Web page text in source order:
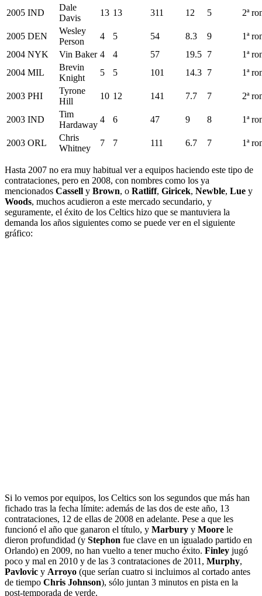
2005 IND
Dale
Davis
13 13 311 12 5 2ª
2005 DEN
Wesley
Person
4 5 54 8.3 9
1ª
2004 NYK Vin Baker 4 4 57 19.5 7
1ª
2004 MIL
Brevin
Knight
5 5 101 14.3 7 1ª
2003 PHI
Tyrone
Hill
10 12 141 7.7 7 2ª
2003 IND
Tim
Hardaway
4 6 47 9 8 1ª
2003 ORL
Chris
Whitney
7 7 111 6.7 7 1ª
Hasta 2007 no era muy habitual ver a equipos haciendo este tipo de
contrataciones, pero en 2008, con nombres como los ya
mencionados Cassell y Brown, o Ratliff, Giricek, Newble, Lue y
Woods, muchos acudieron a este mercado secundario, y
seguramente, el éxito de los Celtics hizo que se mantuviera la
demanda los años siguientes como se puede ver en el siguiente
gráfico:
Si lo vemos por equipos, los Celtics son los segundos que más han
fichado tras la fecha límite: además de las dos de este año, 13
contrataciones, 12 de ellas de 2008 en adelante. Pese a que les
funcionó el año que ganaron el título, y Marbury y Moore le
dieron profundidad (y Stephon fue clave en un igualado partido en
Orlando) en 2009, no han vuelto a tener mucho éxito. Finley jugó
poco y mal en 2010 y de las 3 contrataciones de 2011, Murphy,
Pavlovic y Arroyo (que serían cuatro si incluimos al cortado antes
de tiempo Chris Johnson), sólo juntan 3 minutos en pista en la
post-temporada de verde.